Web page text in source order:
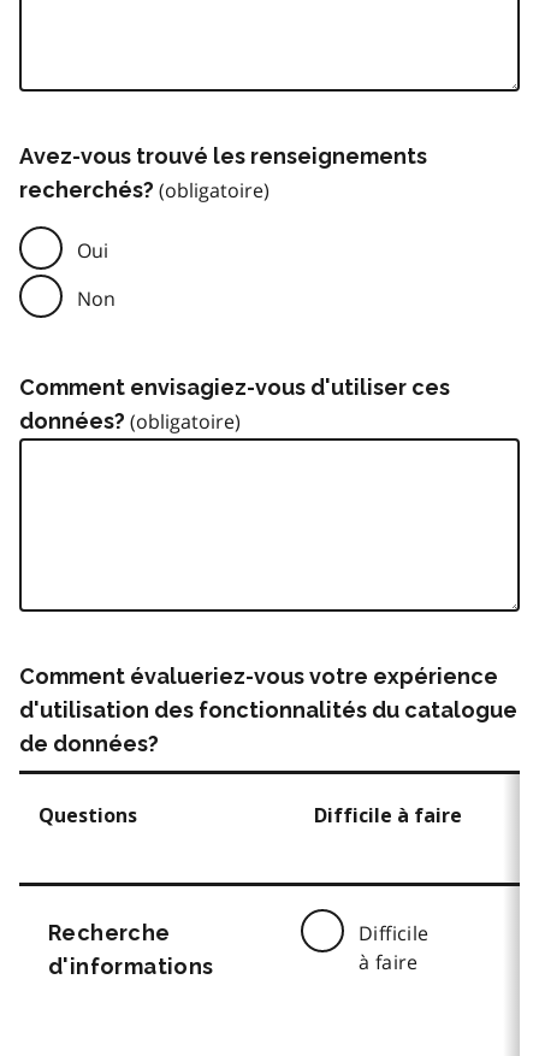
Avez-vous trouvé les renseignements
recherchés?
Oui
Non
Comment envisagiez-vous d'utiliser ces
données?
Comment évalueriez-vous votre expérience
d'utilisation des fonctionnalités du catalogue
de données?
Questions Difficile à faire
Recherche
d'informations
Difficile
à faire